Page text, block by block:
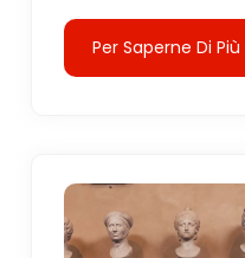
Per Saperne Di Più